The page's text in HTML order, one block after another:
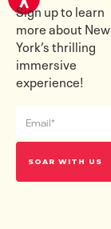
Sign up to learn
more about New
York’s thrilling
immersive
experience!